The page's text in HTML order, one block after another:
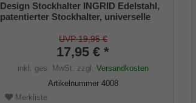
Design Stockhalter INGRID Edelstahl,
patentierter Stockhalter, universelle
UVP 19,95 €
17,95 € *
inkl. ges. MwSt. zzgl. Versandkosten
Artikelnummer 4008
Merkliste